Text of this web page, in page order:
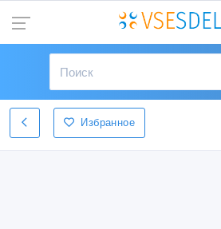
Избранное